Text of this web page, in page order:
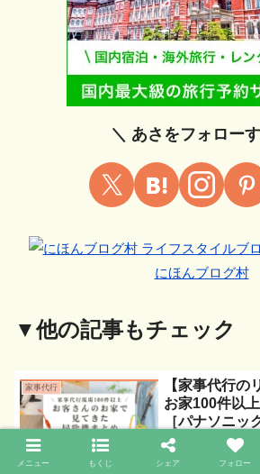
＼ あさをフォロー
にほんブログ村
▼他の記事もチェック
家事代行
【家事代行の
お家100件以
［パナソニッ
編］
メニュー もくじ シェア フォロー